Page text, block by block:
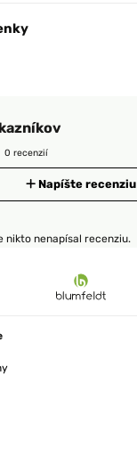
0 recenzií
Napíšte recenziu
nikto nenapísal recenziu.